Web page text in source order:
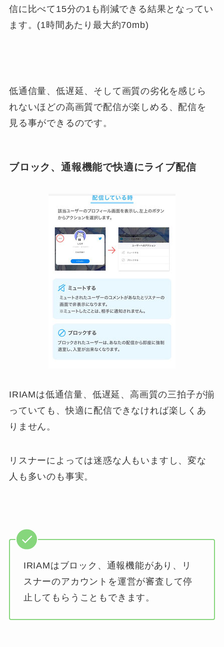
信に比べて15分の1も削減できる結果となってい
ます。(1時間あたり最大約70mb)
低通信量、低遅延、そして画質の劣化を感じら
れないほどの高画質で配信が楽しめる、配信を
見る事ができるのです。
ブロック、通報機能で快適にライブ配信
IRIAMは低通信量、低遅延、高画質の三拍子が揃
っていても、快適に配信できなければ楽しくあ
りません。
リスナーによっては迷惑な人もいますし、変な
人も多いのも事実。
IRIAMはブロック、通報機能があり、リ
スナーのアカウントを運営が審査して停
止してもらうこともできます。